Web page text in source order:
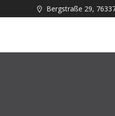
zum
Bergstraße 29,